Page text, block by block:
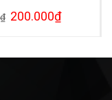
₫ 200.000₫